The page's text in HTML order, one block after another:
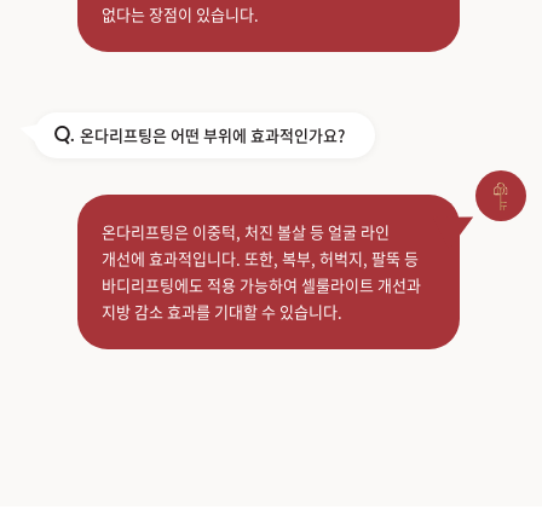
없다는 장점이 있습니다.
Q. 온다리프팅은 어떤 부위에 효과적인가요?
온다리프팅은 이중턱, 처진 볼살 등 얼굴 라인
개선에 효과적입니다. 또한, 복부, 허벅지, 팔뚝 등
바디리프팅에도 적용 가능하여 셀룰라이트 개선과
지방 감소 효과를 기대할 수 있습니다.